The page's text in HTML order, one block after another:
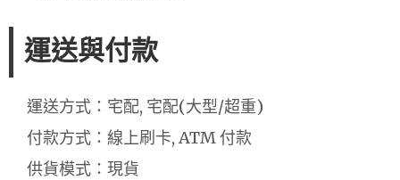
運送與付款
運送方式：宅配, 宅配(大型/超重)
付款方式：線上刷卡, ATM 付款
供貨模式：現貨